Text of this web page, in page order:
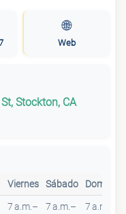
🌐
Web
Stockton, CA
Viernes Sábado Domingo
7 a.m.–
7 a.m.–
7 a.m.–